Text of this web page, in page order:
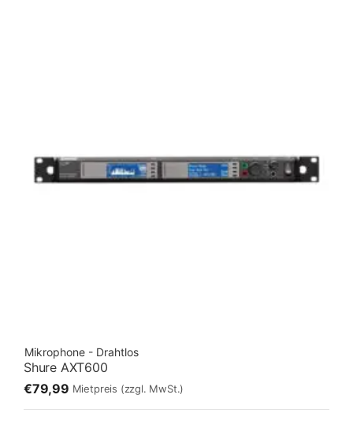
Mikrophone - Drahtlos
Shure AXT600
€79,99 Mietpreis (zzgl. MwSt.)